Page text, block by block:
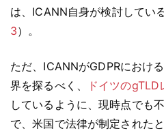
は、ICANN自身が検討してい
3）。
ただ、ICANNがGDPRにおけ
界を探るべく、
ドイツの
しているように、現時点でも
で、米国で法律が制定された